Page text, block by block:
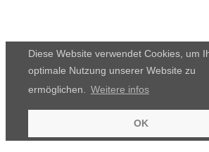
Diese Website verwendet Cookies, um
optimale Nutzung unserer Website zu
ermöglichen.
Weitere infos
OK